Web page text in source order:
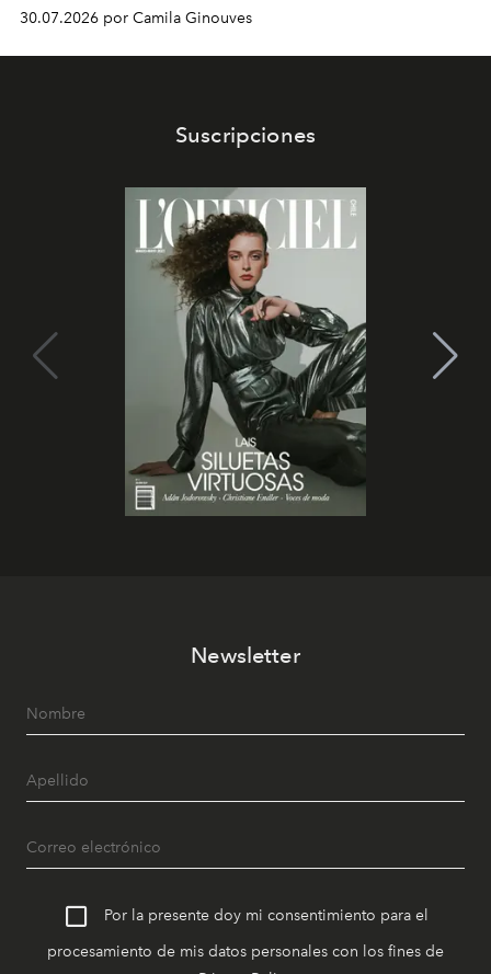
30.07.2026 por Camila Ginouves
Suscripciones
Newsletter
Por la presente doy mi consentimiento para el
procesamiento de mis datos personales con los fines de